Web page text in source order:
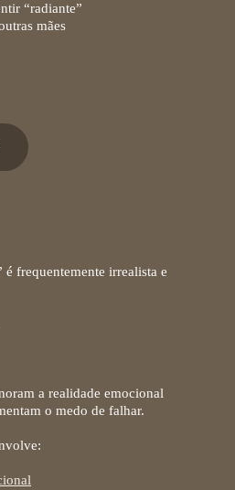
“radiante”
mães
é frequentemente irrealista e
a realidade emocional
o medo de falhar.